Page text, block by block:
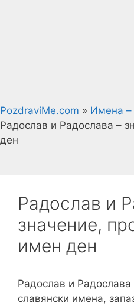
PozdraviMe.com » Имена –
Радослав и Радослава –
ден
Радослав и
значение,
имен ден
Радослав и Радослава
славянски имена,